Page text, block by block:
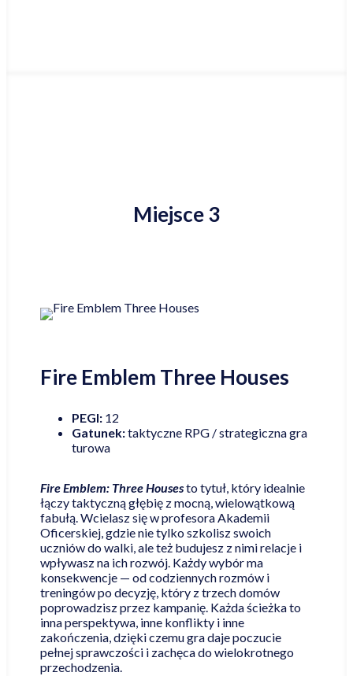
Miejsce 3
Fire Emblem Three Houses
PEGI: 12
Gatunek:taktyczne RPG / strategiczna gra
turowa
Fire Emblem: Three Housesto tytuł, który idealnie
łączy taktyczną głębię z mocną, wielowątkową
fabułą. Wcielasz się w profesora Akademii
Oficerskiej, gdzie nie tylko szkolisz swoich
uczniów do walki, ale też budujesz z nimi relacje i
wpływasz na ich rozwój. Każdy wybór ma
konsekwencje — od codziennych rozmów i
treningów po decyzję, który z trzech domów
poprowadzisz przez kampanię. Każda ścieżka to
inna perspektywa, inne konflikty i inne
zakończenia, dzięki czemu gra daje poczucie
pełnej sprawczości i zachęca do wielokrotnego
przechodzenia.